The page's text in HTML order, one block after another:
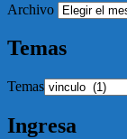
Archivo
Temas
Temas
Ingresa